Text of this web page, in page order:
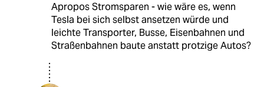
Apropos Stromsparen - wie wäre es, wenn
Tesla bei sich selbst ansetzen würde und
leichte Transporter, Busse, Eisenbahnen und
Straßenbahnen baute anstatt protzige Autos?